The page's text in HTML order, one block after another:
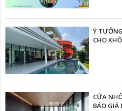
Ý
CHO
CỬA
BÁO GIÁ